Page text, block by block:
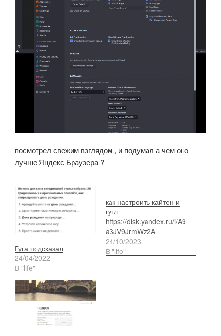
посмотрел свежим взглядом , и подумал а чем оно
лучше Яндекс Браузера ?
Гуга подсказал
24/04/2022
В "life"
как настроить кайтен и
гугл
https://disk.yandex.ru/i/A9
a3JV9JrmWz2A
24/10/2023
В "life"